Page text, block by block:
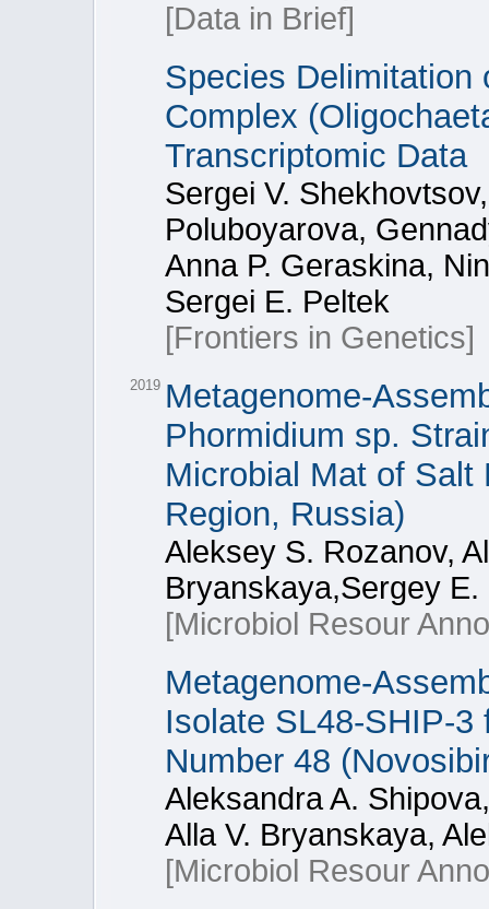
[Data in Brief]
Species Delimitation
Complex
Transcriptomic Data
Sergei V.
Poluboyarova,
Anna P. Geraskina,
Sergei E. Peltek
[Frontiers in Genetics]
2019 Metagenome-
Phormidium sp.
Microbial Mat of Salt
Region, Russia)
Aleksey S. Rozanov,
Bryanskaya,Sergey E.
[Microbiol Resour
Metagenome-
Isolate SL48-SHIP-
Number 48
Aleksandra A.
Alla V. Bryanskaya,
[Microbiol Resour